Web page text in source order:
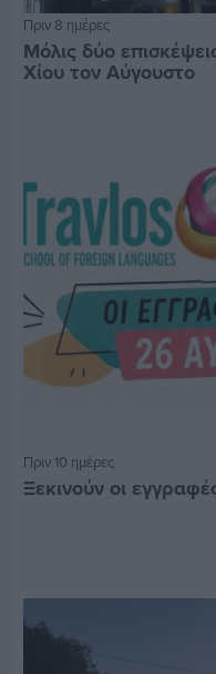
Πριν 8 ημέρες
Μόλις δύο
Χίου τον Αύγουστο
Πριν 10 ημέρες
Ξεκινούν οι